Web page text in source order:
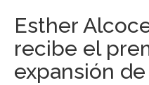
Esther
recibe el
expansión de